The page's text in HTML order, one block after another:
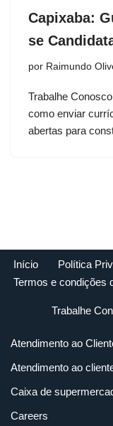
Capixaba:
se
por Raimundo
Trabalhe
como enviar
abertas para
Início Política
Termos e condições
Trabalhe
Atendimento ao
Atendimento ao
Caixa de
Careers